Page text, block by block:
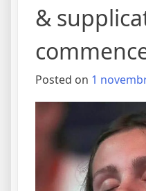
&
Posted on 1